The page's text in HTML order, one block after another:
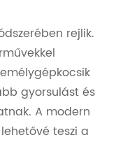
rejlik.
gyorsulást és
A modern
teszi a